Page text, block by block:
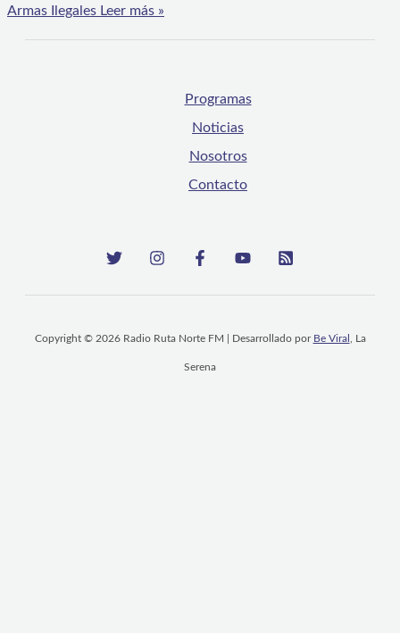
Armas Ilegales Leer más »
Programas
Noticias
Nosotros
Contacto
Copyright © 2026 Radio Ruta Norte FM | Desarrollado por Be Viral , La
Serena